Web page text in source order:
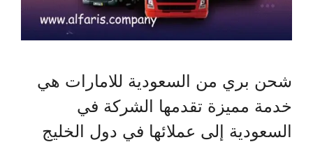
شحن بري من السعودية للامارات هي
خدمة مميزة تقدمها الشركة في
السعودية إلى عملائها في دول الخليج